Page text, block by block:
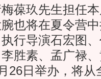
玖先生担任本
也将在夏令营
行导演石宏图
胜素、孟广禄
26日举办，将从